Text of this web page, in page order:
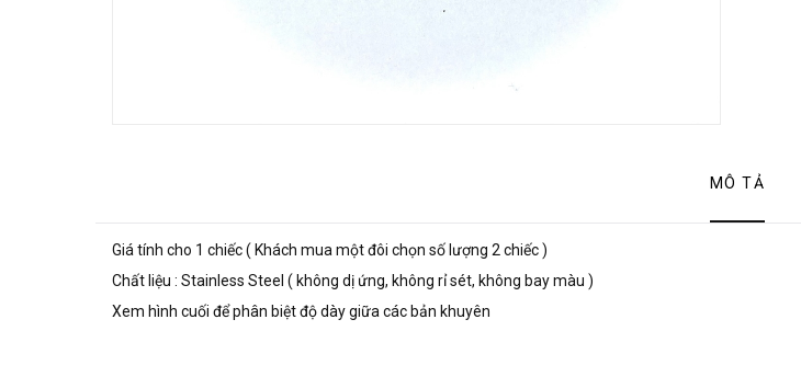
MÔ TẢ
Giá tính cho 1 chiếc ( Khách mua một đôi chọn số lượng 2 chiếc )
Chất liệu : Stainless Steel ( không dị ứng, không rỉ sét, không bay màu )
Xem hình cuối để phân biệt độ dày giữa các bản khuyên